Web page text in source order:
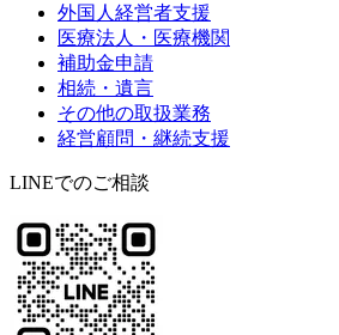
外国人経営者支援
医療法人・医療機関
補助金申請
相続・遺言
その他の取扱業務
経営顧問・継続支援
LINEでのご相談